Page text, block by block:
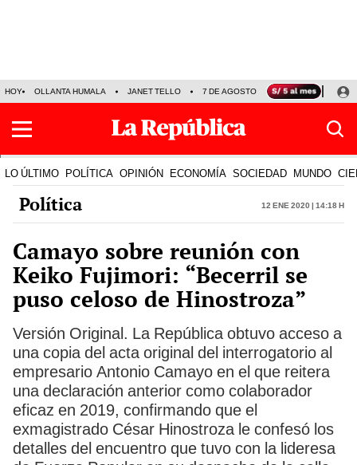
HOY OLLANTA HUMALA JANET TELLO 7 DE AGOSTO TINKA RESULTADOS
LO ÚLTIMO POLÍTICA OPINIÓN ECONOMÍA SOCIEDAD MUNDO
Política 12 Ene 2020 | 14:18 h
Camayo sobre reunión con
Keiko Fujimori: “Becerril se
puso celoso de Hinostroza”
Versión Original. La República obtuvo acceso a
una copia del acta original del interrogatorio al
empresario Antonio Camayo en el que reitera
una declaración anterior como colaborador
eficaz en 2019, confirmando que el
exmagistrado César Hinostroza le confesó los
detalles del encuentro que tuvo con la lideresa